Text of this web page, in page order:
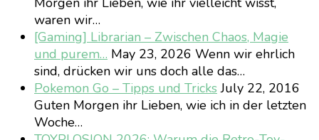
waren wir…
[Gaming] Librarian – Zwischen Chaos, Magie
und purem… May 23, 2026 Wenn wir ehrlich
sind, drücken wir uns doch alle das…
Pokemon Go – Tipps und TricksJuly 22, 2016
Guten Morgen ihr Lieben, wie ich in der letzten
Woche…